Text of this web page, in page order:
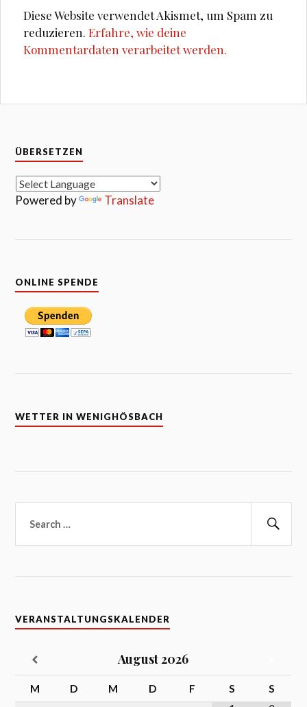
Diese Website verwendet Akismet, um Spam zu
reduzieren.Erfahre, wie deine
Kommentardaten verarbeitet werden.
ÜBERSETZEN
Powered by Translate
ONLINE SPENDE
WETTER IN WENIGHÖSBACH
nach:
VERANSTALTUNGSKALENDER
August2026
M D M D F S
S